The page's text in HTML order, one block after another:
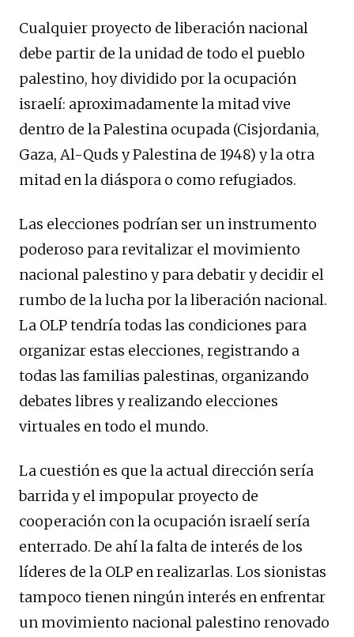
Cualquier proyecto de liberación nacional
debe partir de la unidad de todo el pueblo
palestino, hoy dividido por la ocupación
israelí: aproximadamente la mitad vive
dentro de la Palestina ocupada (Cisjordania,
Gaza, Al-Quds y Palestina de 1948) y la otra
mitad en la diáspora o como refugiados.
Las elecciones podrían ser un instrumento
poderoso para revitalizar el movimiento
nacional palestino y para debatir y decidir el
rumbo de la lucha por la liberación nacional.
La OLP tendría todas las condiciones para
organizar estas elecciones, registrando a
todas las familias palestinas, organizando
debates libres y realizando elecciones
virtuales en todo el mundo.
La cuestión es que la actual dirección sería
barrida y el impopular proyecto de
cooperación con la ocupación israelí sería
enterrado. De ahí la falta de interés de los
líderes de la OLP en realizarlas. Los sionistas
tampoco tienen ningún interés en enfrentar
un movimiento nacional palestino renovado